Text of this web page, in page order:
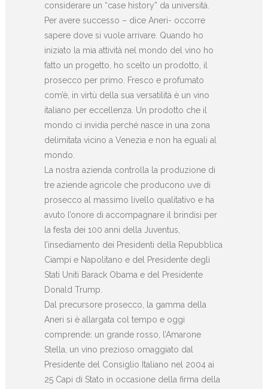
considerare un “case history” da università.
Per avere successo – dice Aneri- occorre
sapere dove si vuole arrivare. Quando ho
iniziato la mia attività nel mondo del vino ho
fatto un progetto, ho scelto un prodotto, il
prosecco per primo. Fresco e profumato
com’è, in virtù della sua versatilità è un vino
italiano per eccellenza. Un prodotto che il
mondo ci invidia perché nasce in una zona
delimitata vicino a Venezia e non ha eguali al
mondo.
La nostra azienda controlla la produzione di
tre aziende agricole che producono uve di
prosecco al massimo livello qualitativo e ha
avuto l’onore di accompagnare il brindisi per
la festa dei 100 anni della Juventus,
l’insediamento dei Presidenti della Repubblica
Ciampi e Napolitano e del Presidente degli
Stati Uniti Barack Obama e del Presidente
Donald Trump.
Dal precursore prosecco, la gamma della
Aneri si è allargata col tempo e oggi
comprende: un grande rosso, l’Amarone
Stella, un vino prezioso omaggiato dal
Presidente del Consiglio Italiano nel 2004 ai
25 Capi di Stato in occasione della firma della